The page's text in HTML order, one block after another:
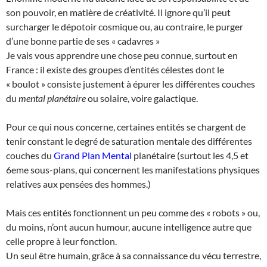
son pouvoir, en matière de créativité. Il ignore qu’il peut
surcharger le dépotoir cosmique ou, au contraire, le purger
d’une bonne partie de ses « cadavres »
Je vais vous apprendre une chose peu connue, surtout en
France : il existe des groupes d’entités célestes dont le
« boulot » consiste justement à épurer les différentes couches
du mental planétaireou solaire, voire galactique.
Pour ce qui nous concerne, certaines entités se chargent de
tenir constant le degré de saturation mentale des différentes
couches du Grand Plan Mental planétaire (surtout les 4,5 et
6eme sous-plans, qui concernent les manifestations physiques
relatives aux pensées des hommes.)
Mais ces entités fonctionnent un peu comme des « robots » ou,
du moins, n’ont aucun humour, aucune intelligence autre que
celle propre à leur fonction.
Un seul être humain, grâce à sa connaissance du vécu terrestre,